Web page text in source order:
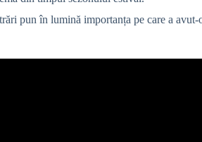
pun în lumină importanța pe care a